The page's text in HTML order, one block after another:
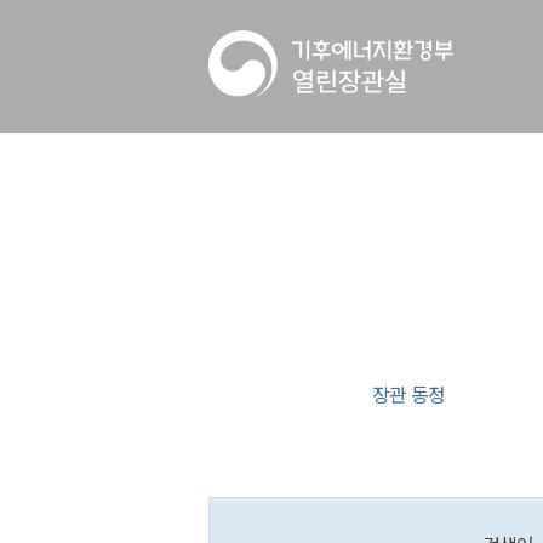
장관 동정